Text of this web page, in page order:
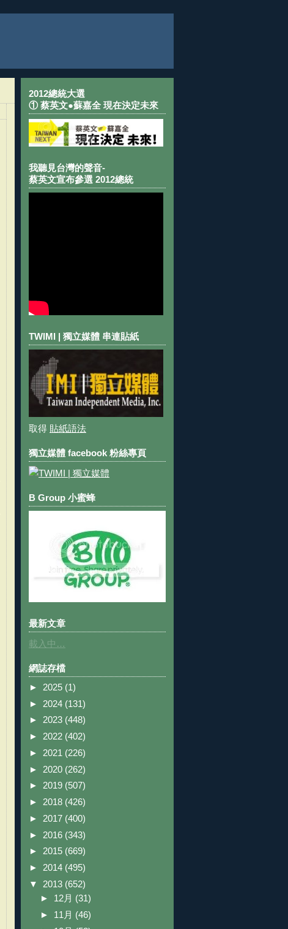
2012總統大選
① 蔡英文●蘇嘉全 現在決定未來
我聽見台灣的聲音-
蔡英文宣布參選 2012總統
TWIMI | 獨立媒體 串連貼紙
取得 貼紙語法
獨立媒體 facebook 粉絲專頁
B Group 小蜜蜂
最新文章
載入中…
網誌存檔
► 2025 (1)
► 2024 (131)
► 2023 (448)
► 2022 (402)
► 2021 (226)
► 2020 (262)
► 2019 (507)
► 2018 (426)
► 2017 (400)
► 2016 (343)
► 2015 (669)
► 2014 (495)
▼ 2013 (652)
► 12月 (31)
► 11月 (46)